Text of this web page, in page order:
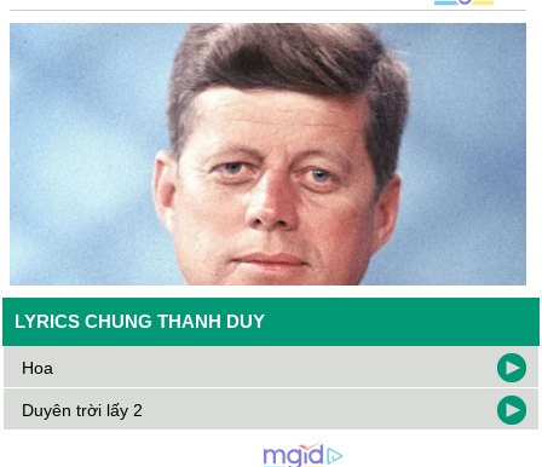
LYRICS CHUNG THANH DUY
Hoa
Duyên trời lấy 2